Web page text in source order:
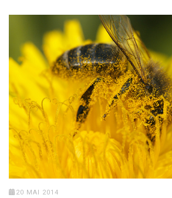
20 MAI 2014